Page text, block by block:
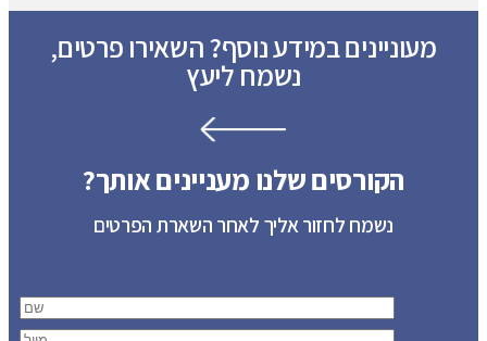
מעוניינים במידע נוסף? השאירו פרטים,
נשמח ליעץ
הקורסים שלנו מעניינים אותך?
נשמח לחזור אליך לאחר השארת הפרטים